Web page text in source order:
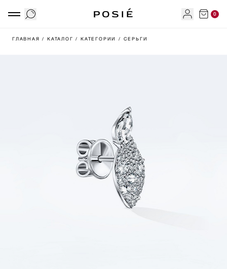
0
ГЛАВНАЯ/ КАТАЛОГ/ КАТЕГОРИИ/ СЕРЬГИ